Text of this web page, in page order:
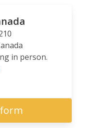
in person.